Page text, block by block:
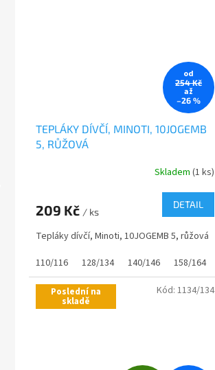
od
254 Kč
až
–26 %
TEPLÁKY DÍVČÍ, MINOTI, 10JOGEMB
5, RŮŽOVÁ
Skladem (1 ks)
209 Kč / ks
DETAIL
Tepláky dívčí, Minoti, 10JOGEMB 5, růžová
110/116
128/134 140/146 158/164
Poslední na
skladě
Kód: 1134/134